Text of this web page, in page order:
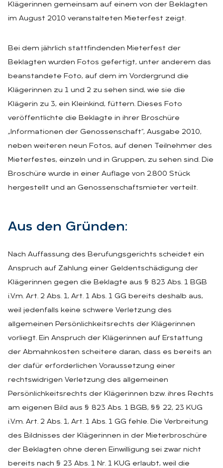
Klägerinnen gemeinsam auf einem von der Beklagten
im August 2010 veranstalteten Mieterfest zeigt.
Bei dem jährlich stattfindenden Mieterfest der
Beklagten wurden Fotos gefertigt, unter anderem das
beanstandete Foto, auf dem im Vordergrund die
Klägerinnen zu 1 und 2 zu sehen sind, wie sie die
Klägerin zu 3, ein Kleinkind, füttern. Dieses Foto
veröffentlichte die Beklagte in ihrer Broschüre
„Informationen der Genossenschaft“, Ausgabe 2010,
neben weiteren neun Fotos, auf denen Teilnehmer des
Mieterfestes, einzeln und in Gruppen, zu sehen sind. Die
Broschüre wurde in einer Auflage von 2.800 Stück
hergestellt und an Genossenschaftsmieter verteilt.
Aus den Grün­den:
Nach Auffassung des Berufungsgerichts scheidet ein
Anspruch auf Zahlung einer Geldentschädigung der
Klägerinnen gegen die Beklagte aus § 823 Abs. 1 BGB
i.V.m. Art. 2 Abs. 1, Art. 1 Abs. 1 GG bereits deshalb aus,
weil jedenfalls keine schwere Verletzung des
allgemeinen Persönlichkeitsrechts der Klägerinnen
vorliegt. Ein Anspruch der Klägerinnen auf Erstattung
der Abmahnkosten scheitere daran, dass es bereits an
der dafür erforderlichen Voraussetzung einer
rechtswidrigen Verletzung des allgemeinen
Persönlichkeitsrechts der Klägerinnen bzw. ihres Rechts
am eigenen Bild aus § 823 Abs. 1 BGB, §§ 22, 23 KUG
i.V.m. Art. 2 Abs. 1, Art. 1 Abs. 1 GG fehle. Die Verbreitung
des Bildnisses der Klägerinnen in der Mieterbroschüre
der Beklagten ohne deren Einwilligung sei zwar nicht
bereits nach § 23 Abs. 1 Nr. 1 KUG erlaubt, weil die